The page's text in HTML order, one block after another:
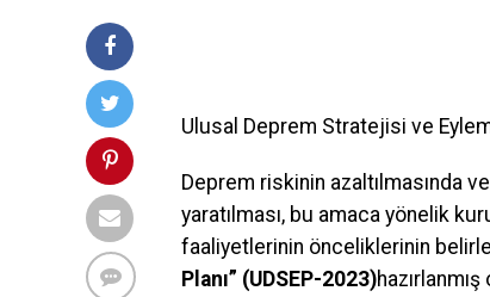
Ulusal Deprem Stratejisi ve
Deprem riskinin azaltılmasında
yaratılması, bu amaca yönelik
faaliyetlerinin önceliklerinin
Planı” (UDSEP-2023)